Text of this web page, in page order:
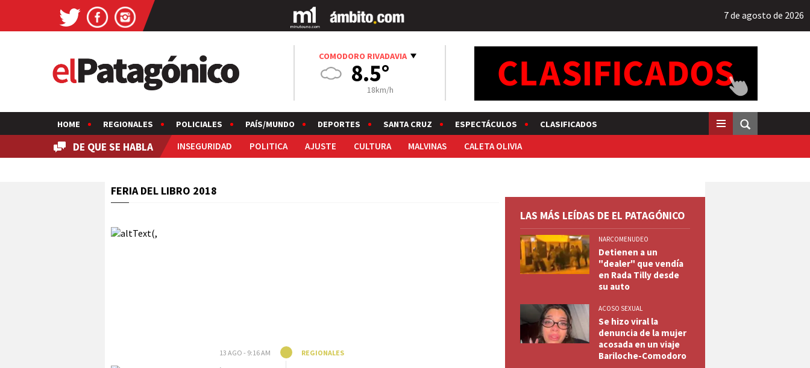
7 de agosto de 2026
COMODORO RIVADAVIA
8.5°
18km/h
HOME REGIONALES POLICIALES PAÍS/MUNDO DEPORTES SANTA CRUZ ESPECTÁCULOS CLASIFICADOS
DE QUE SE HABLA INSEGURIDAD POLITICA AJUSTE CULTURA MALVINAS CALETA OLIVIA
FERIA DEL LIBRO 2018
13 AGO - 9:16 AM REGIONALES
LAS MÁS LEÍDAS DE EL PATAGÓNICO
NARCOMENUDEO
Detienen a un
"dealer" que vendía
en Rada Tilly desde
su auto
ACOSO SEXUAL
Se hizo viral la
denuncia de la mujer
acosada en un viaje
Bariloche-Comodoro